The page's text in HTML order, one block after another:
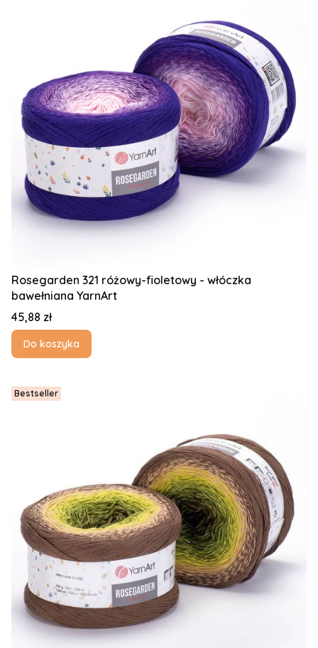
Rosegarden 321 różowy-fioletowy - włóczka
bawełniana YarnArt
Cena
45,88 zł
Do koszyka
Bestseller